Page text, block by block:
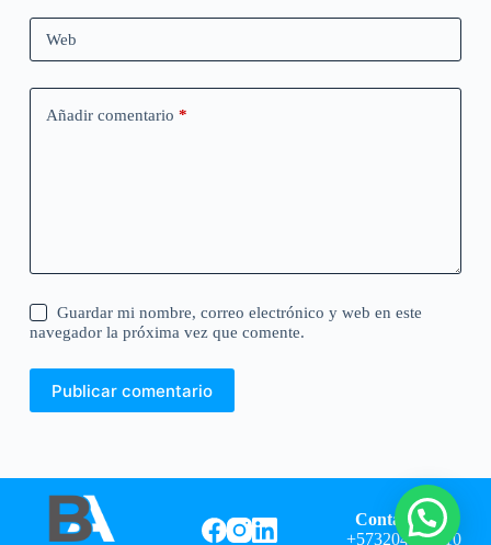
Web
Añadir comentario *
Guardar mi nombre, correo electrónico y web en este
navegador la próxima vez que comente.
Publicar comentario
Contáctanos:
+573204982710